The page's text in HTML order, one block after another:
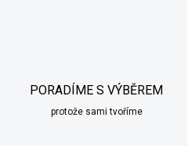
PORADÍME S VÝBĚREM
protože sami tvoříme